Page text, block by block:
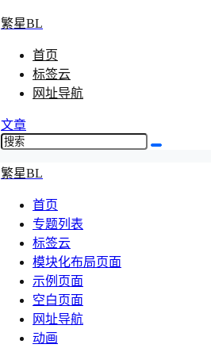
繁星BL
首页
标签云
网址导航
文章
繁星BL
首页
专题列表
标签云
模块化布局页面
示例页面
空白页面
网址导航
动画